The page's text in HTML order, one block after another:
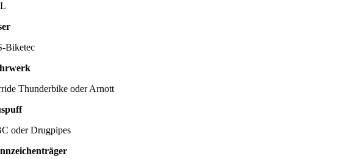
Biketec
Thunderbike oder Arnott
oder Drugpipes